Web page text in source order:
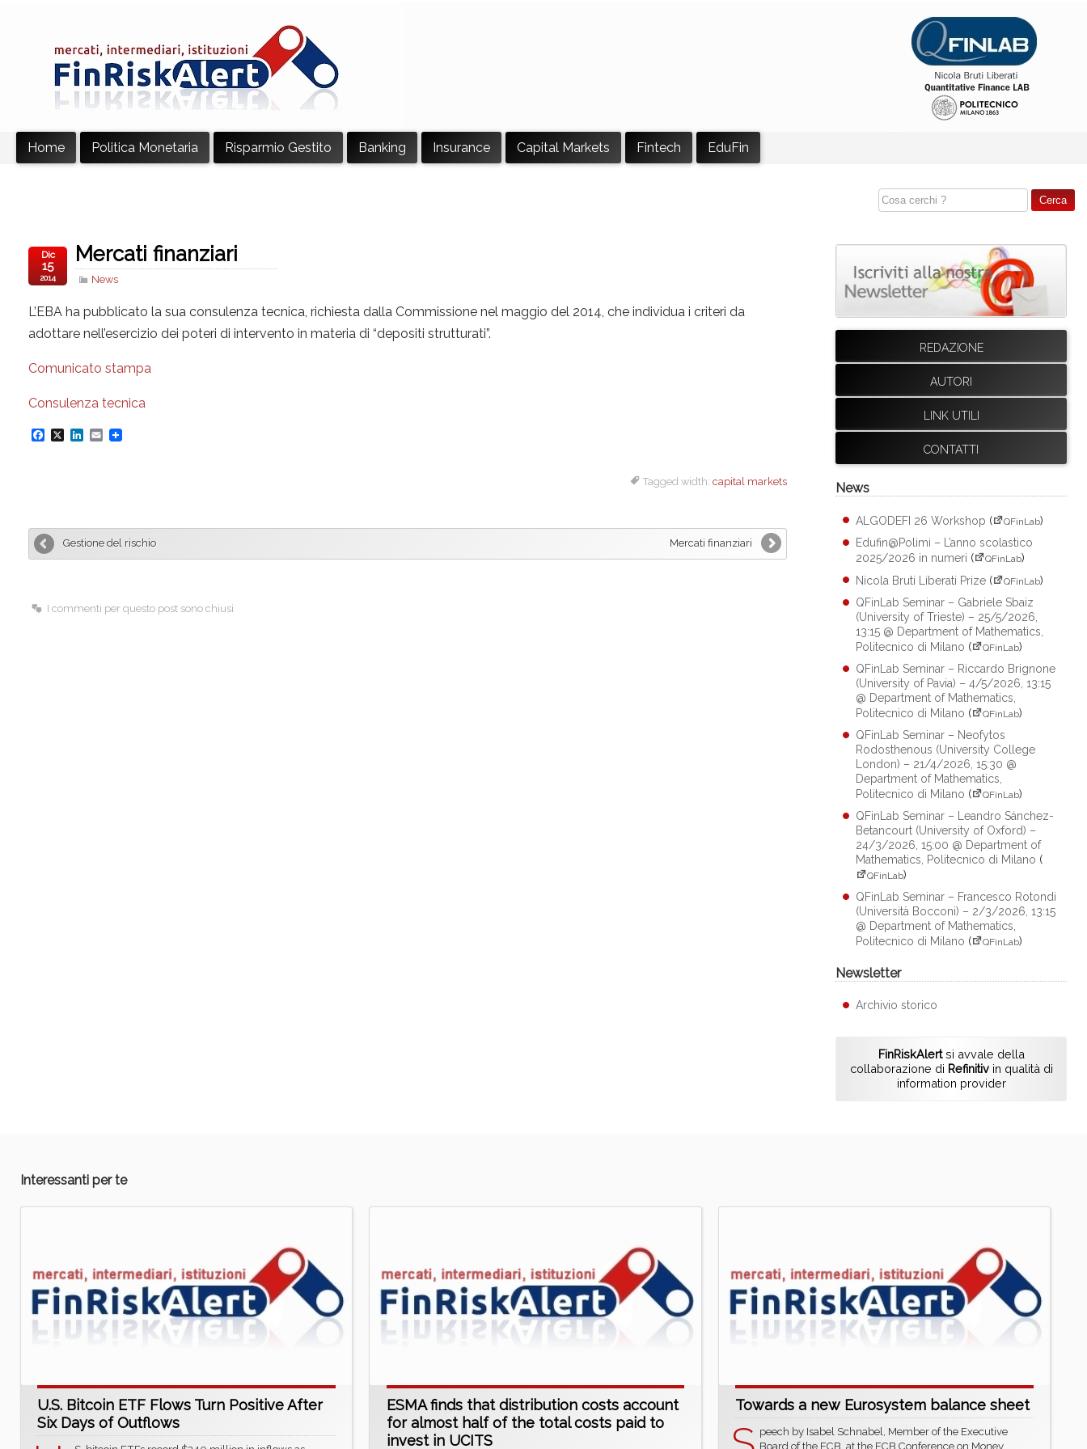
Home Politica Monetaria Risparmio Gestito Banking Insurance Capital Markets Fintech EduFin
Mercati finanziari
News
Dic
15
2014
L’EBA ha pubblicato la sua consulenza tecnica, richiesta dalla Commissione nel maggio del 2014, che individua i criteri da
adottare nell’esercizio dei poteri di intervento in materia di “depositi strutturati”.
Comunicato stampa
Consulenza tecnica
F
b
o
X
L
e
d
E
l
Tagged width: capital markets
Gestione del rischio Mercati finanziari
I commenti per questo post sono chiusi
REDAZIONE
AUTORI
LINK UTILI
CONTATTI
News
ALGODEFI 26 Workshop ( QFinLab)
Edufin@Polimi – L’anno scolastico
2025/2026 in numeri ( QFinLab)
Nicola Bruti Liberati Prize ( QFinLab)
QFinLab Seminar – Gabriele Sbaiz
(University of Trieste) – 25/5/2026,
13:15 @ Department of Mathematics,
Politecnico di Milano ( QFinLab)
QFinLab Seminar – Riccardo Brignone
(University of Pavia) – 4/5/2026, 13:15
@ Department of Mathematics,
Politecnico di Milano ( QFinLab)
QFinLab Seminar – Neofytos
Rodosthenous (University College
London) – 21/4/2026, 15:30 @
Department of Mathematics,
Politecnico di Milano ( QFinLab)
QFinLab Seminar – Leandro Sánchez-
Betancourt (University of Oxford) –
24/3/2026, 15:00 @ Department of
Mathematics, Politecnico di Milano (
QFinLab)
QFinLab Seminar – Francesco Rotondi
(Università Bocconi) – 2/3/2026, 13:15
@ Department of Mathematics,
Politecnico di Milano ( QFinLab)
Newsletter
Archivio storico
FinRiskAlertsi avvale della
collaborazione di Refinitivin qualità di
information provider
Interessanti per te
U.S. Bitcoin ETF Flows Turn Positive After
Six Days of Outflows
ESMA finds that distribution costs account
for almost half of the total costs paid to
invest in UCITS
Towards a new Eurosystem balance sheet
peech by Isabel Schnabel, Member of the Executive
Board of the ECB, at the ECB Conference on Money